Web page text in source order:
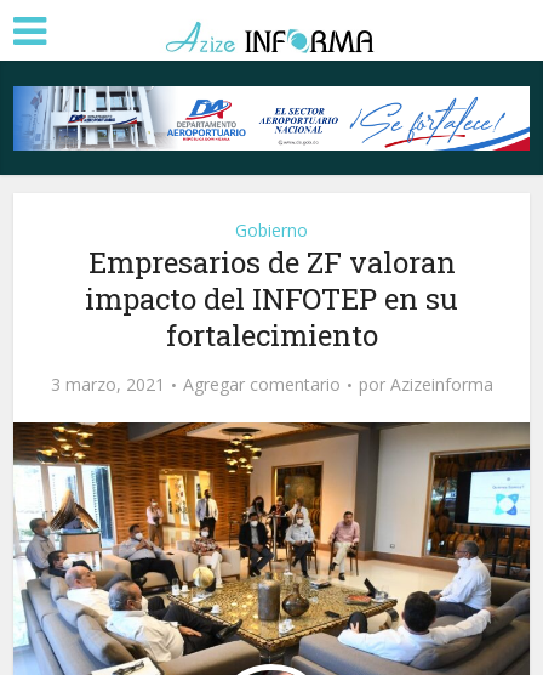
Gobierno
Empresarios de ZF valoran
impacto del INFOTEP en su
fortalecimiento
3 marzo, 2021 Agregar comentario por Azizeinforma